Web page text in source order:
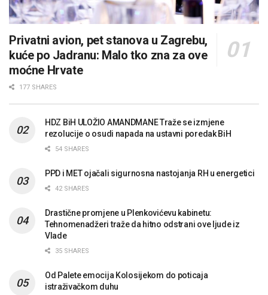
Privatni avion, pet stanova u Zagrebu,
kuće po Jadranu: Malo tko zna za ove
moćne Hrvate
177 SHARES
HDZ BiH ULOŽIO AMANDMANE Traže se izmjene
rezolucije o osudi napada na ustavni poredak BiH
54 SHARES
PPD i MET ojačali sigurnosna nastojanja RH u energetici
42 SHARES
Drastične promjene u Plenkovićevu kabinetu:
Tehnomenadžeri traže da hitno odstrani ove ljude iz
Vlade
35 SHARES
Od Palete emocija Kolosijekom do poticaja
istraživačkom duhu